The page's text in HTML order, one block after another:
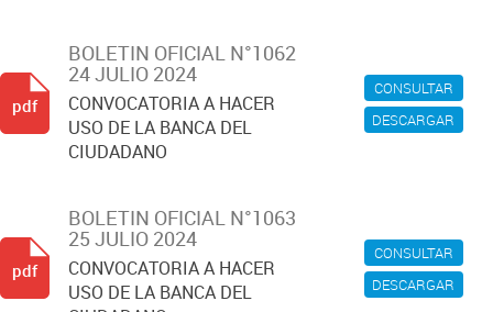
CONSULTAR
DESCARGAR
BOLETIN OFICIAL N°1062
24 JULIO 2024
CONVOCATORIA A HACER
USO DE LA BANCA DEL
CIUDADANO
pdf
CONSULTAR
DESCARGAR
BOLETIN OFICIAL N°1063
25 JULIO 2024
CONVOCATORIA A HACER
USO DE LA BANCA DEL
pdf